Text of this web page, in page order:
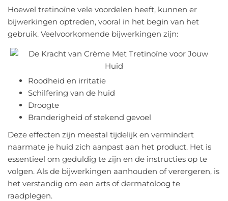
Hoewel tretinoïne vele voordelen heeft, kunnen er
bijwerkingen optreden, vooral in het begin van het
gebruik. Veelvoorkomende bijwerkingen zijn:
Roodheid en irritatie
Schilfering van de huid
Droogte
Branderigheid of stekend gevoel
Deze effecten zijn meestal tijdelijk en vermindert
naarmate je huid zich aanpast aan het product. Het is
essentieel om geduldig te zijn en de instructies op te
volgen. Als de bijwerkingen aanhouden of verergeren, is
het verstandig om een arts of dermatoloog te
raadplegen.